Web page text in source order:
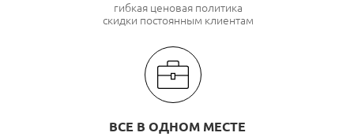
гибкая ценовая политика
скидки постоянным клиентам
ВСЕ В ОДНОМ МЕСТЕ